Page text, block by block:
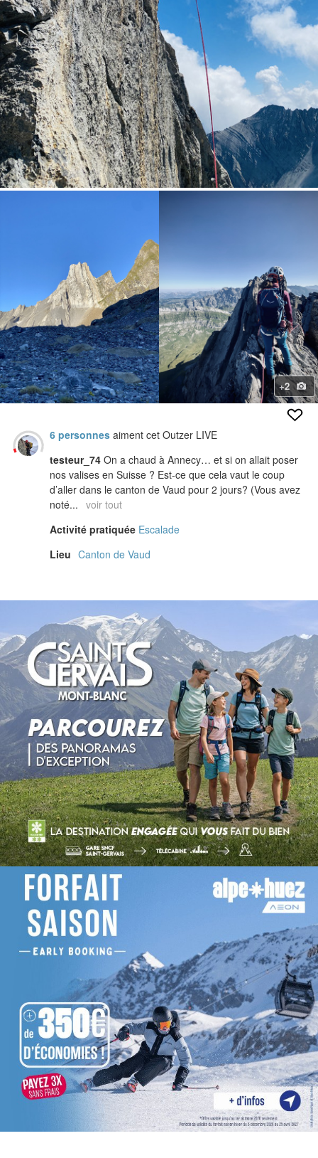
+2
6 personnes aiment cet Outzer LIVE
testeur_74 On a chaud à Annecy… et si on allait poser
nos valises en Suisse ? Est-ce que cela vaut le coup
d’aller dans le canton de Vaud pour 2 jours? (Vous avez
noté... voir tout
Activité pratiquée Escalade
Lieu Canton de Vaud